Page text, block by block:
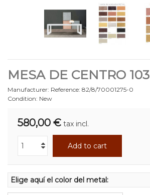
MESA DE CENTRO 103
Manufacturer: Reference: 82/8/70001275-0
Condition: New
580,00 € tax incl.
Add to cart
Elige aquí el color del metal: